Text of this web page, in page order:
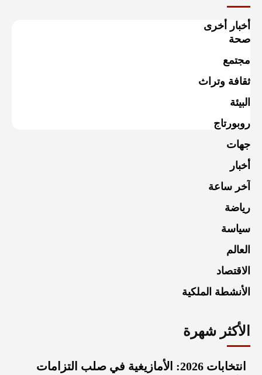
أخبار أخرى
صحة
مجتمع
ثقافة وتراث
البيئة
روبورتاج
جهات
أخبار
آخر ساعة
رياضة
سياسة
العالم
الاقتصاد
الأنشطة الملكية
الأكثر شهرة
انتخابات 2026: الأمازيغية في صلب التزامات